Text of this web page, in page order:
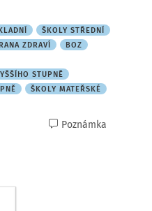
ŠKOLY STŘEDNÍ
ZDRAVÍ
BOZ
STUPNĚ
ŠKOLY MATEŘSKÉ
Poznámka